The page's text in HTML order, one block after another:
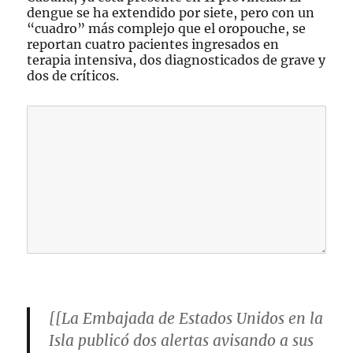
dengue se ha extendido por siete, pero con un
“cuadro” más complejo que el oropouche, se
reportan cuatro pacientes ingresados en
terapia intensiva, dos diagnosticados de grave y
dos de críticos.
[[La Embajada de Estados Unidos en la
Isla publicó dos alertas avisando a sus